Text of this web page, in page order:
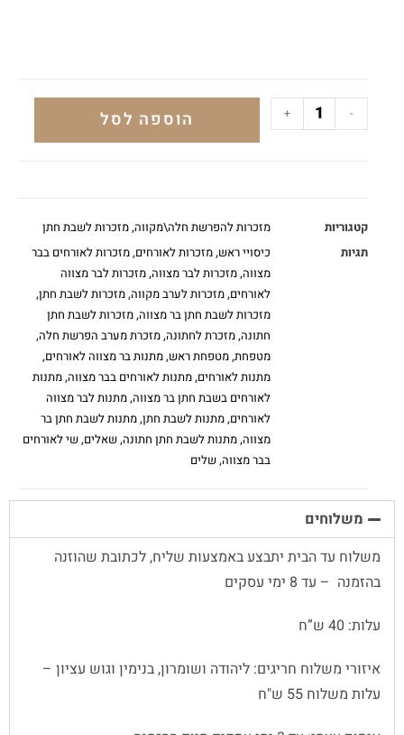
-
+ הוספה לסל
קטגוריות מזכרות להפרשת חלה\מקווה,מזכרות לשבת חתן
תגיות
כיסויי ראש,מזכרות לאורחים,מזכרות לאורחים בבר
מצווה,מזכרות לבר מצווה,מזכרות לבר מצווה
לאורחים,מזכרות לערב מקווה,מזכרות לשבת חתן,
מזכרות לשבת חתן בר מצווה,מזכרות לשבת חתן
חתונה,מזכרת לחתונה,מזכרת מערב הפרשת חלה,
מטפחת,מטפחת ראש,מתנות בר מצווה לאורחים,
מתנות לאורחים,מתנות לאורחים בבר מצווה,מתנות
לאורחים בשבת חתן בר מצווה,מתנות לבר מצווה
לאורחים,מתנות לשבת חתן,מתנות לשבת חתן בר
מצווה,מתנות לשבת חתן חתונה,שאלים,שי לאורחים
בבר מצווה,שלים
משלוחים
משלוח עד הבית יתבצע באמצעות שליח, לכתובת שהוזנה
בהזמנה – עד 8 ימי עסקים
עלות: 40 ש”ח
איזורי משלוח חריגים: ליהודה ושומרון, בנימין וגוש עציון –
עלות משלוח 55 ש"ח